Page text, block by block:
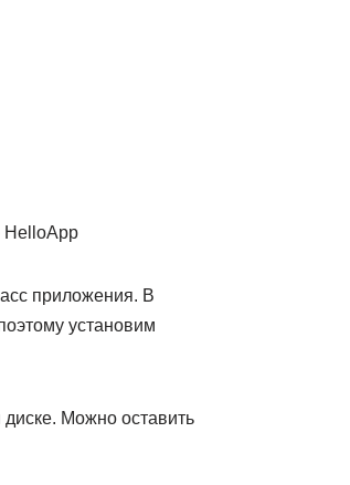
HelloApp
приложения. В
установим
Можно оставить